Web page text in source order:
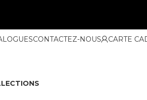
CONTACTEZ-NOUS CARTE